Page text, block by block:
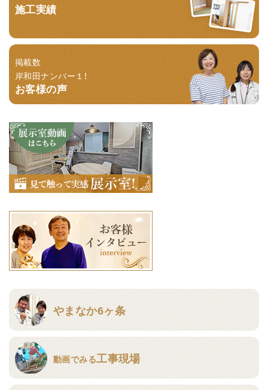
施工実績
掲載数
岸和田ナンバー１！
お客様の声
やまなか6ヶ条
動画でみる工事現場